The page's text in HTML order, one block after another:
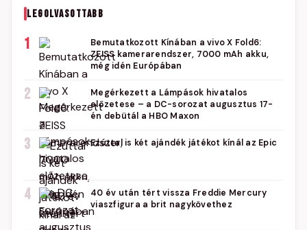
LEGOLVASOTTABB
1
Bemutatkozott Kínában a vivo X Fold6:
ZEISS kamerarendszer, 7000 mAh akku,
még idén Európában
2
Megérkezett a Lámpások hivatalos
előzetese – a DC-sorozat augusztus 17-
én debütál a HBO Maxon
3 Ezúttal is két ajándék játékot kínál az Epic
4
40 év után tért vissza Freddie Mercury
viaszfigura a brit nagykövethez